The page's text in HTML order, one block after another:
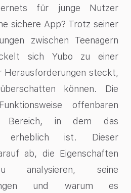
für junge Nutzer
sichere App? Trotz seiner
zwischen Teenagern
sich Yubo zu einer
steckt,
können. Die
offenbaren
Bereich, in dem das
erheblich ist. Dieser
ab, die Eigenschaften
seine
und warum es